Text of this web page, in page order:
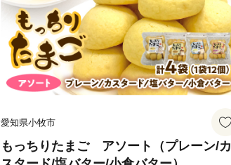
愛知県小牧市
もっちりたまご アソート（プレーン/カ